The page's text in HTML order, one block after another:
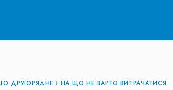
ДРУГОРЯДНЕ І НА ЩО НЕ ВАРТО ВИТРАЧАТИСЯ